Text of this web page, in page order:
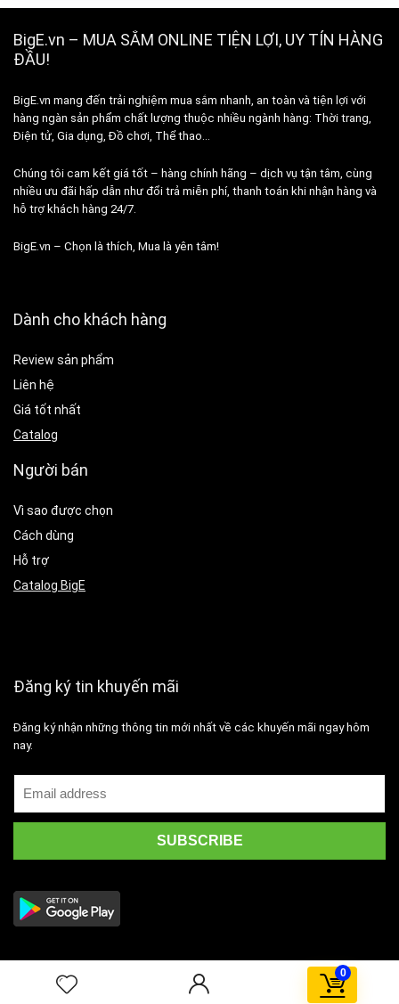
0
BigE.vn – MUA SẮM ONLINE TIỆN LỢI, UY TÍN HÀNG
ĐẦU!
BigE.vn mang đến trải nghiệm mua sắm nhanh, an toàn và tiện lợi với
hàng ngàn sản phẩm chất lượng thuộc nhiều ngành hàng: Thời trang,
Điện tử, Gia dụng, Đồ chơi, Thể thao…
Chúng tôi cam kết giá tốt – hàng chính hãng – dịch vụ tận tâm, cùng
nhiều ưu đãi hấp dẫn như đổi trả miễn phí, thanh toán khi nhận hàng và
hỗ trợ khách hàng 24/7.
BigE.vn – Chọn là thích, Mua là yên tâm!
Dành cho khách hàng
Review sản phẩm
Liên hệ
Giá tốt nhất
Catalog
Người bán
Vì sao được chọn
Cách dùng
Hỗ trợ
Catalog BigE
Đăng ký tin khuyến mãi
Đăng ký nhận những thông tin mới nhất về các khuyến mãi ngay hôm
nay.
2019 Wpsoul.com Design. All rights reserved.